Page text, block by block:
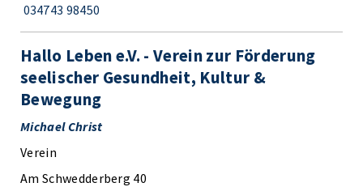
034743 98450
Hallo Leben e.V. - Verein zur Förderung
seelischer Gesundheit, Kultur &
Bewegung
Michael Christ
Verein
Am Schwedderberg 40